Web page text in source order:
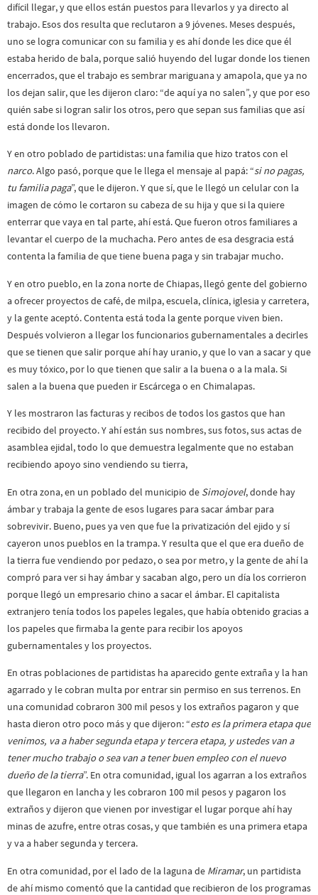
difícil llegar, y que ellos están puestos para llevarlos y ya directo al
trabajo. Esos dos resulta que reclutaron a 9 jóvenes. Meses después,
uno se logra comunicar con su familia y es ahí donde les dice que él
estaba herido de bala, porque salió huyendo del lugar donde los tienen
encerrados, que el trabajo es sembrar mariguana y amapola, que ya no
los dejan salir, que les dijeron claro: “de aquí ya no salen”, y que por eso
quién sabe si logran salir los otros, pero que sepan sus familias que así
está donde los llevaron.
Y en otro poblado de partidistas: una familia que hizo tratos con el
narco. Algo pasó, porque que le llega el mensaje al papá: “si no pagas,
tu familia paga”, que le dijeron. Y que sí, que le llegó un celular con la
imagen de cómo le cortaron su cabeza de su hija y que si la quiere
enterrar que vaya en tal parte, ahí está. Que fueron otros familiares a
levantar el cuerpo de la muchacha. Pero antes de esa desgracia está
contenta la familia de que tiene buena paga y sin trabajar mucho.
Y en otro pueblo, en la zona norte de Chiapas, llegó gente del gobierno
a ofrecer proyectos de café, de milpa, escuela, clínica, iglesia y carretera,
y la gente aceptó. Contenta está toda la gente porque viven bien.
Después volvieron a llegar los funcionarios gubernamentales a decirles
que se tienen que salir porque ahí hay uranio, y que lo van a sacar y que
es muy tóxico, por lo que tienen que salir a la buena o a la mala. Si
salen a la buena que pueden ir Escárcega o en Chimalapas.
Y les mostraron las facturas y recibos de todos los gastos que han
recibido del proyecto. Y ahí están sus nombres, sus fotos, sus actas de
asamblea ejidal, todo lo que demuestra legalmente que no estaban
recibiendo apoyo sino vendiendo su tierra,
En otra zona, en un poblado del municipio de Simojovel, donde hay
ámbar y trabaja la gente de esos lugares para sacar ámbar para
sobrevivir. Bueno, pues ya ven que fue la privatización del ejido y sí
cayeron unos pueblos en la trampa. Y resulta que el que era dueño de
la tierra fue vendiendo por pedazo, o sea por metro, y la gente de ahí la
compró para ver si hay ámbar y sacaban algo, pero un día los corrieron
porque llegó un empresario chino a sacar el ámbar. El capitalista
extranjero tenía todos los papeles legales, que había obtenido gracias a
los papeles que firmaba la gente para recibir los apoyos
gubernamentales y los proyectos.
En otras poblaciones de partidistas ha aparecido gente extraña y la han
agarrado y le cobran multa por entrar sin permiso en sus terrenos. En
una comunidad cobraron 300 mil pesos y los extraños pagaron y que
hasta dieron otro poco más y que dijeron: “esto es la primera etapa que
venimos, va a haber segunda etapa y tercera etapa, y ustedes van a
tener mucho trabajo o sea van a tener buen empleo con el nuevo
dueño de la tierra”. En otra comunidad, igual los agarran a los extraños
que llegaron en lancha y les cobraron 100 mil pesos y pagaron los
extraños y dijeron que vienen por investigar el lugar porque ahí hay
minas de azufre, entre otras cosas, y que también es una primera etapa
y va a haber segunda y tercera.
En otra comunidad, por el lado de la laguna de Miramar, un partidista
de ahí mismo comentó que la cantidad que recibieron de los programas